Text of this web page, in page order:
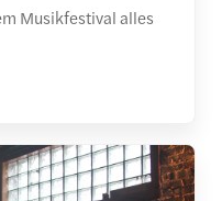
Musikfestival alles